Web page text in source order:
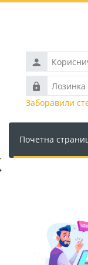
Корисничко
име
Лозинка
Заборавили
Почетна